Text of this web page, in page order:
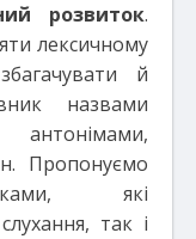
розвиток.
лексичному
й
назвами
Пропонуємо
які
так і